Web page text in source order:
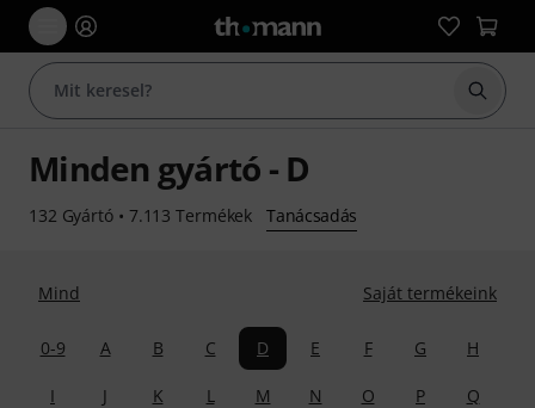
Minden gyártó - D
132 Gyártó • 7.113 Termékek Tanácsadás
Saját termékeink
Mind
0-9 A B C D E F G H
I J K L M N O P Q